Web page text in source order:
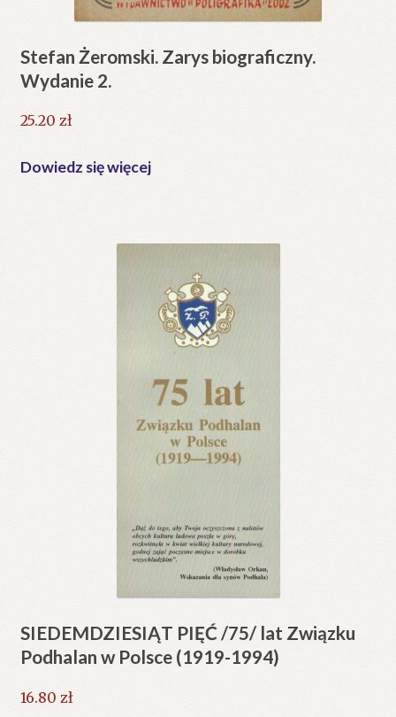
Stefan Żeromski. Zarys biograficzny.
Wydanie 2.
25.20 zł
Dowiedz się więcej
SIEDEMDZIESIĄT PIĘĆ /75/ lat Związku
Podhalan w Polsce (1919-1994)
16.80 zł